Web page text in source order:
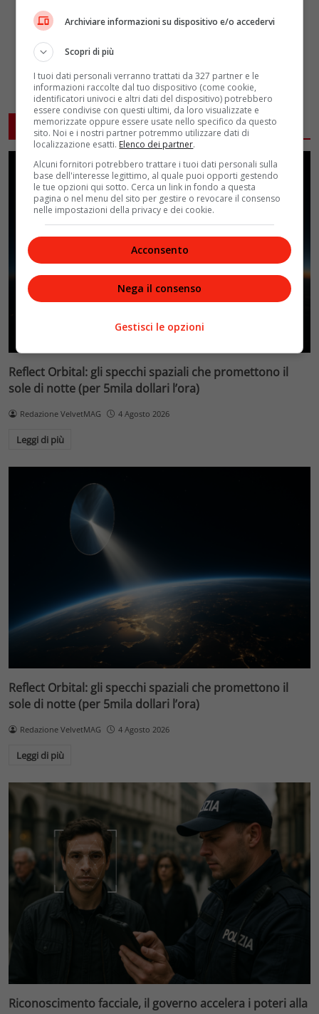
ARTICOLI CORRELATI
Reflect Orbital: gli specchi spaziali che promettono il
sole di notte (per 5mila dollari l’ora)
Redazione VelvetMAG 4 Agosto 2026
Leggi di più
Reflect Orbital: gli specchi spaziali che promettono il
sole di notte (per 5mila dollari l’ora)
Redazione VelvetMAG 4 Agosto 2026
Leggi di più
Riconoscimento facciale, il governo accelera i poteri alla
Archiviare informazioni su dispositivo e/o accedervi
Scopri di più
I tuoi dati personali verranno trattati da 327 partner e le
informazioni raccolte dal tuo dispositivo (come cookie,
identificatori univoci e altri dati del dispositivo) potrebbero
essere condivise con questi ultimi, da loro visualizzate e
memorizzate oppure essere usate nello specifico da questo
sito. Noi e i nostri partner potremmo utilizzare dati di
localizzazione esatti. Elenco dei partner.
Alcuni fornitori potrebbero trattare i tuoi dati personali sulla
base dell'interesse legittimo, al quale puoi opporti gestendo
le tue opzioni qui sotto. Cerca un link in fondo a questa
pagina o nel menu del sito per gestire o revocare il consenso
nelle impostazioni della privacy e dei cookie.
Acconsento
Nega il consenso
Gestisci le opzioni